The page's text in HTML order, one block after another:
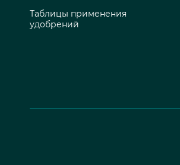
Таблицы применения
удобрений